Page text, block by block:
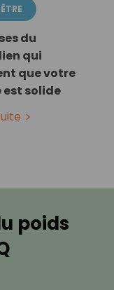
du
qui
que votre
est solide
poids